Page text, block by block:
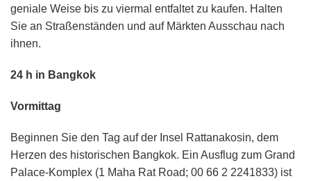
geniale Weise bis zu viermal entfaltet zu kaufen. Halten
Sie an Straßenständen und auf Märkten Ausschau nach
ihnen.
24 h in Bangkok
Vormittag
Beginnen Sie den Tag auf der Insel Rattanakosin, dem
Herzen des historischen Bangkok. Ein Ausflug zum Grand
Palace-Komplex (1 Maha Rat Road; 00 66 2 2241833) ist